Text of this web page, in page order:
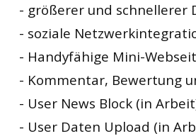
- größerer und schnellerer
- soziale
- Handyfähige Mini-
- Kommentar, Bewertung
- User News Block (in
- User Daten Upload (in